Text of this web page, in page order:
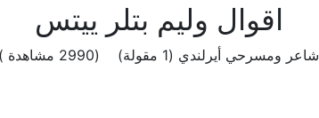
اقوال وليم بتلر ييتس
شاعر ومسرحي أيرلندي (1 مقولة) (2990 مشاهدة )